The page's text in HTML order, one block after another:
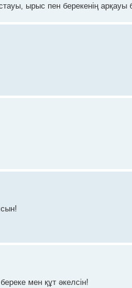
ырыc пен берекенің арқауы
мен құт әкелсін!